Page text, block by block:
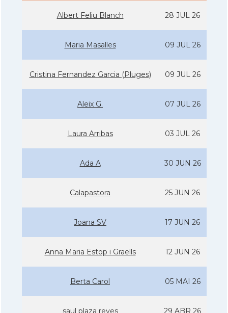
Albert Feliu Blanch 28 JUL 26
Maria Masalles 09 JUL 26
Cristina Fernandez Garcia (Pluges) 09 JUL 26
Aleix G. 07 JUL 26
Laura Arribas 03 JUL 26
Ada A 30 JUN 26
Calapastora 25 JUN 26
Joana SV 17 JUN 26
Anna Maria Estop i Graells 12 JUN 26
Berta Carol 05 MAI 26
saul plaza reyes 29 ABR 26